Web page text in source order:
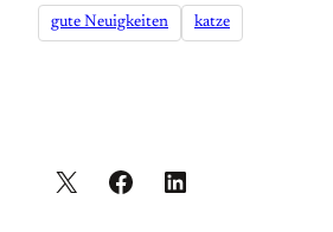
gute Neuigkeiten katze